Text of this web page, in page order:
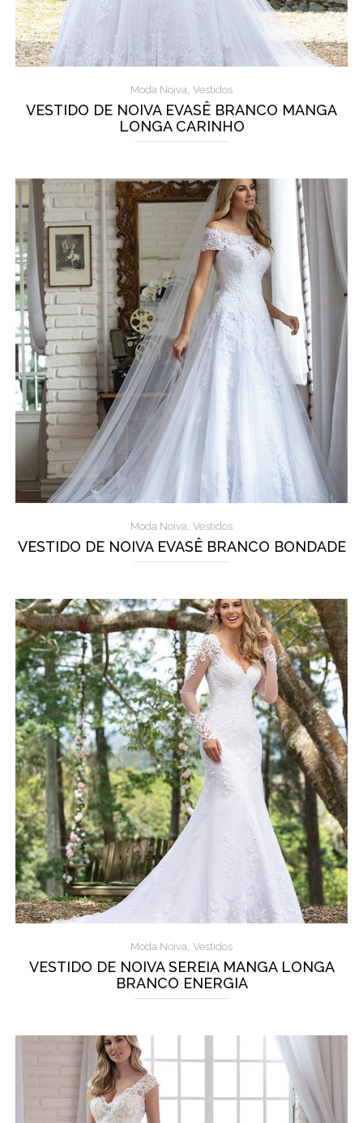
Moda Noiva, Vestidos
VESTIDO DE NOIVA EVASÊ BRANCO MANGA
LONGA CARINHO
Moda Noiva, Vestidos
VESTIDO DE NOIVA EVASÊ BRANCO BONDADE
Moda Noiva, Vestidos
VESTIDO DE NOIVA SEREIA MANGA LONGA
BRANCO ENERGIA